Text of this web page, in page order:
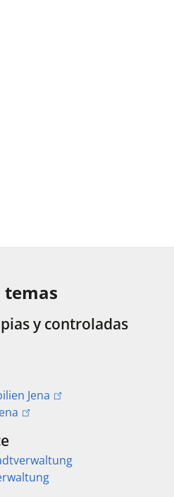
temas
y controladas
Jena